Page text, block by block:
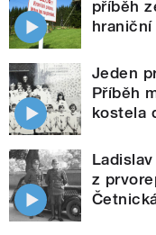
příběh
hraniční
Jeden
Příběh
kostela
z